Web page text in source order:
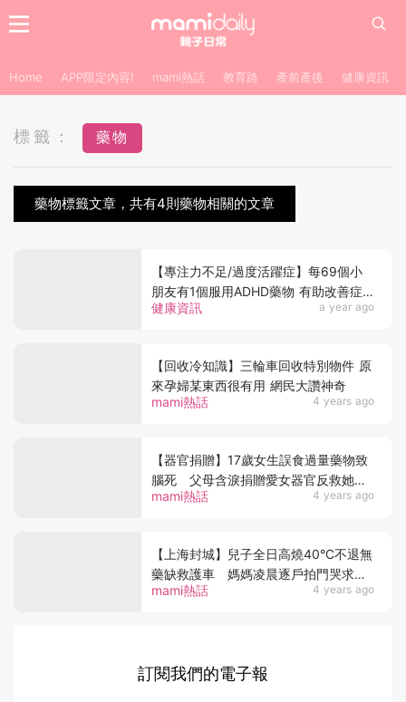
Home APP限定內容! mami熱話 教育路 產前產後 健康資訊
標籤： 藥物
藥物標籤文章，共有4則藥物相關的文章
健康資訊 a year ago
【專注力不足/過度活躍症】每69個小
朋友有1個服用ADHD藥物 有助改善症
狀 但仍要注意效用
mami熱話 4 years ago
【回收冷知識】三輪車回收特別物件 原
來孕婦某東西很有用 網民大讚神奇
mami熱話 4 years ago
【器官捐贈】17歲女生誤食過量藥物致
腦死 父母含淚捐贈愛女器官反救她一
命？
mami熱話 4 years ago
【上海封城】兒子全日高燒40°C不退無
藥缺救護車 媽媽凌晨逐戶拍門哭求退
燒藥
訂閱我們的電子報